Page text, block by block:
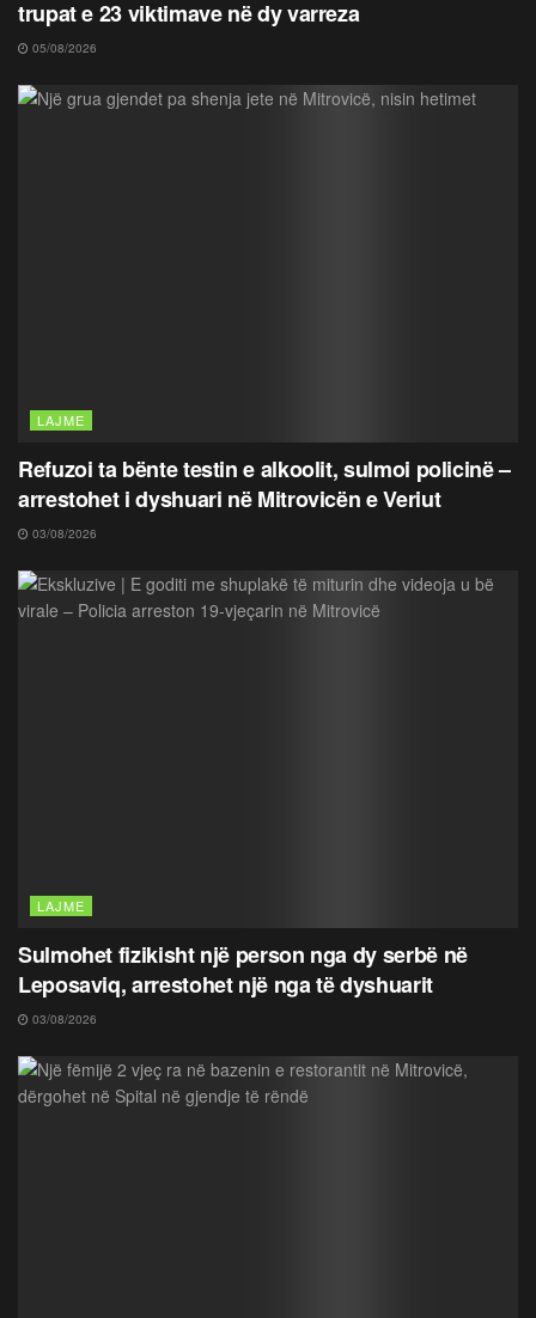
trupat e 23 viktimave në dy varreza
05/08/2026
LAJME
Refuzoi ta bënte testin e alkoolit, sulmoi policinë –
arrestohet i dyshuari në Mitrovicën e Veriut
03/08/2026
LAJME
Sulmohet fizikisht një person nga dy serbë në
Leposaviq, arrestohet një nga të dyshuarit
03/08/2026